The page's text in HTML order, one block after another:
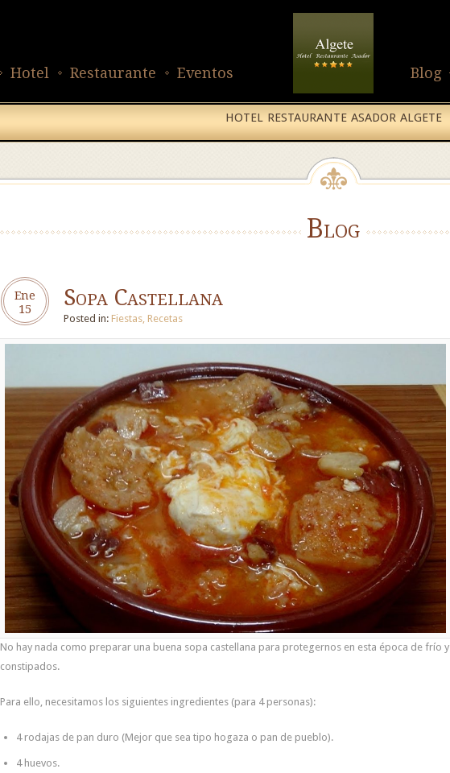
Hotel Restaurante Eventos Blog
HOTEL RESTAURANTE ASADOR ALGETE
Blog
Ene
15 Sopa Castellana
Posted in: Fiestas, Recetas
No hay nada como preparar una buena sopa castellana para protegernos en esta época de frío y
constipados.
Para ello, necesitamos los siguientes ingredientes (para 4 personas):
4 rodajas de pan duro (Mejor que sea tipo hogaza o pan de pueblo).
4 huevos.